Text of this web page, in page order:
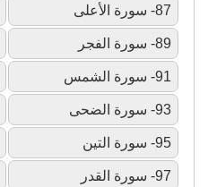
87- سورة الأعلى
89- سورة الفجر
91- سورة الشمس
93- سورة الضحى
95- سورة التين
97- سورة القدر